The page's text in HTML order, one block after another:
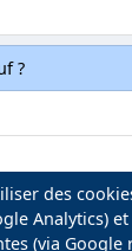
?
des
Analytics)
(via Google